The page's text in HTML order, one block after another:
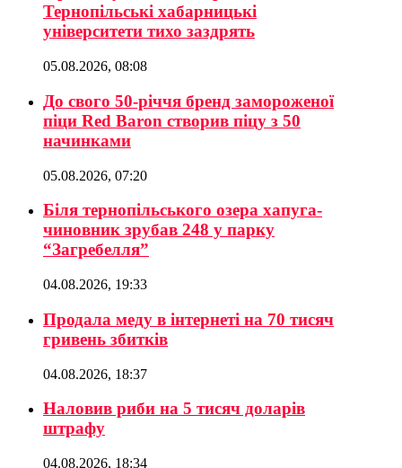
Тернопільські хабарницькі
університети тихо заздрять
05.08.2026, 08:08
До свого 50-річчя бренд замороженої
піци Red Baron створив піцу з 50
начинками
05.08.2026, 07:20
Біля тернопільського озера хапуга-
чиновник зрубав 248 у парку
“Загребелля”
04.08.2026, 19:33
Продала меду в інтернеті на 70 тисяч
гривень збитків
04.08.2026, 18:37
Наловив риби на 5 тисяч доларів
штрафу
04.08.2026, 18:34